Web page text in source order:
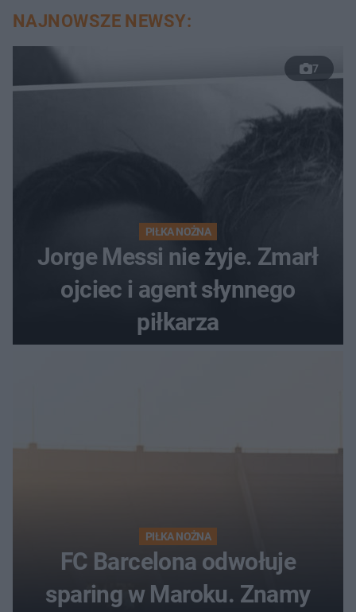
NAJNOWSZE NEWSY:
7
PIŁKA NOŻNA
Jorge Messi nie żyje. Zmarł
ojciec i agent słynnego
piłkarza
PIŁKA NOŻNA
FC Barcelona odwołuje
sparing w Maroku. Znamy